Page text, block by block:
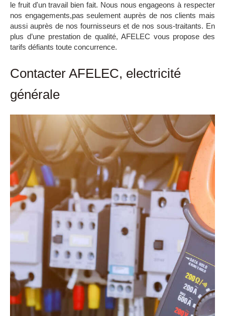
le fruit d'un travail bien fait. Nous nous engageons à respecter
nos engagements,pas seulement auprès de nos clients mais
aussi auprès de nos fournisseurs et de nos sous-traitants. En
plus d’une prestation de qualité, AFELEC vous propose des
tarifs défiants toute concurrence.
Contacter AFELEC, electricité
générale